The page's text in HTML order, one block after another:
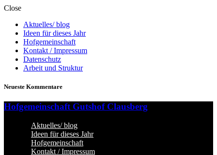
Close
Aktuelles/ blog
Ideen für dieses Jahr
Hofgemeinschaft
Kontakt / Impressum
Datenschutz
Arbeit und Struktur
Neueste Kommentare
Hofgemeinschaft Gutshof Clausberg
Aktuelles/ blog
Ideen für dieses Jahr
Hofgemeinschaft
Kontakt / Impressum